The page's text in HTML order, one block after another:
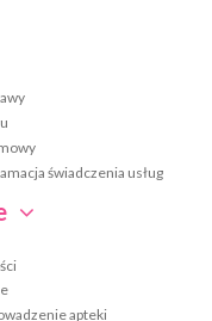
świadczenia usług
apteki